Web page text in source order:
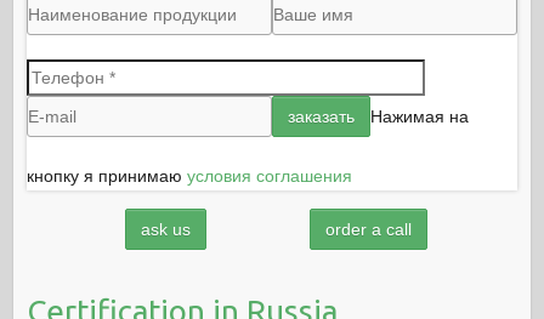
Нажимая на
кнопку я принимаю условия соглашения
ask us order a call
Certification in Russia